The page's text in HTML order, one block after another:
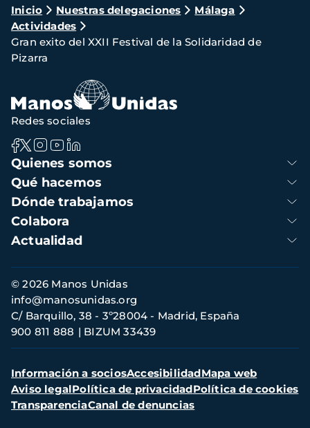
Ruta
de
navegación
Inicio Nuestras delegaciones
Málaga
Actividades
Gran exito del XXII Festival de la Solidaridad de
Pizarra
Navegación
principal
Quienes somos
Qué hacemos
Dónde trabajamos
Colabora
Actualidad
Redes sociales
Información
de
contacto
© 2026 Manos Unidas
C/ Barquillo, 38 - 3º28004 - Madrid, España
900 811 888
BIZUM 33439
info@manosunidas.org
Menú
secundario
Información a sociosAccesibilidadMapa web
Aviso legalPolítica de privacidadPolítica de cookies
TransparenciaCanal de denuncias